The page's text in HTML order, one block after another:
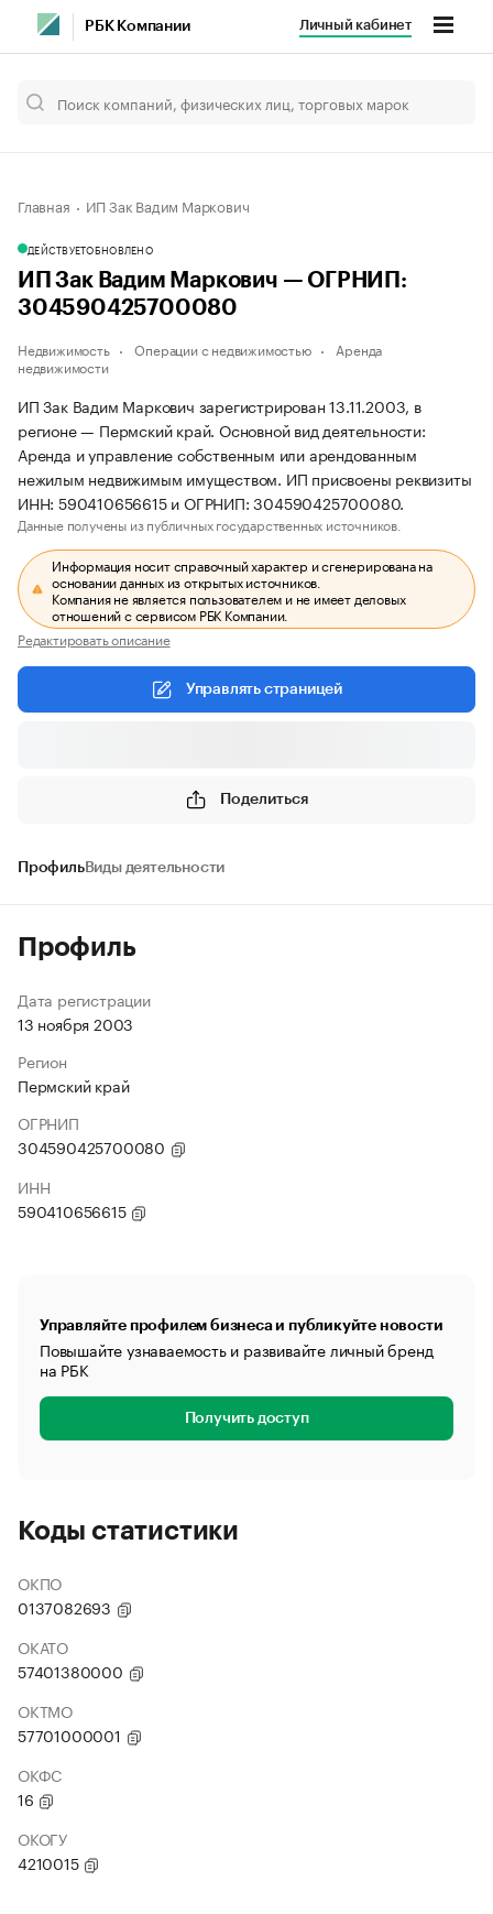
РБК Компании Личный кабинет
Главная ИП Зак Вадим Маркович
ДЕЙСТВУЕТОБНОВЛЕНО
ИП Зак Вадим Маркович — ОГРНИП:
304590425700080
Недвижимость Операции с недвижимостью
Аренда
недвижимости
ИП Зак Вадим Маркович зарегистрирован 13.11.2003, в
регионе — Пермский край. Основной вид деятельности:
Аренда и управление собственным или арендованным
нежилым недвижимым имуществом. ИП присвоены реквизиты
ИНН: 590410656615 и ОГРНИП: 304590425700080.
Данные получены из публичных государственных источников.
Информация носит справочный характер и сгенерирована на
основании данных из открытых источников.
Компания не является пользователем и не имеет деловых
отношений с сервисом РБК Компании.
Редактировать описание
Управлять страницей
Поделиться
ПрофильВиды деятельности
Профиль
Дата регистрации
13 ноября 2003
Регион
Пермский край
ОГРНИП
304590425700080
ИНН
590410656615
Управляйте профилем бизнеса и публикуйте новости
Повышайте узнаваемость и развивайте личный бренд
на РБК
Получить доступ
Коды статистики
ОКПО
0137082693
ОКАТО
57401380000
ОКТМО
57701000001
ОКФС
16
ОКОГУ
4210015